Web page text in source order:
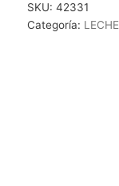
SKU: 42331
Categoría: LECHE